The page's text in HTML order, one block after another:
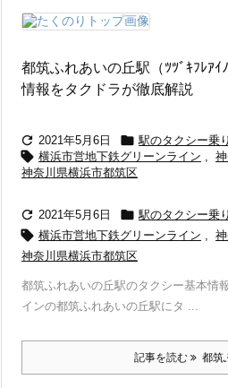
都筑ふれあいの丘駅（ﾂﾂﾞｷﾌﾚｱ
情報をタクドラが徹底解説
 2021年5月6日  駅のタクシー乗
 横浜市営地下鉄グリーンライン ,
神奈川県横浜市都筑区
 2021年5月6日  駅のタクシー乗
 横浜市営地下鉄グリーンライン ,
神奈川県横浜市都筑区
都筑ふれあいの丘駅のタクシー基本情
インの都筑ふれあいの丘駅にタ ...
記事を読む 都筑